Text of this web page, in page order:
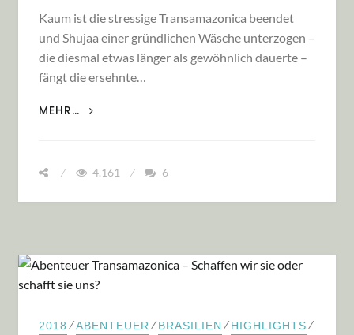
Kaum ist die stressige Transamazonica beendet
und Shujaa einer gründlichen Wäsche unterzogen –
die diesmal etwas länger als gewöhnlich dauerte –
fängt die ersehnte…
MEHR…
ENDLICH TRAUMSTÄNDE, WIND UND …
4.161 6
2018 ⁄ABENTEUER⁄BRASILIEN ⁄HIGHLIGHTS⁄